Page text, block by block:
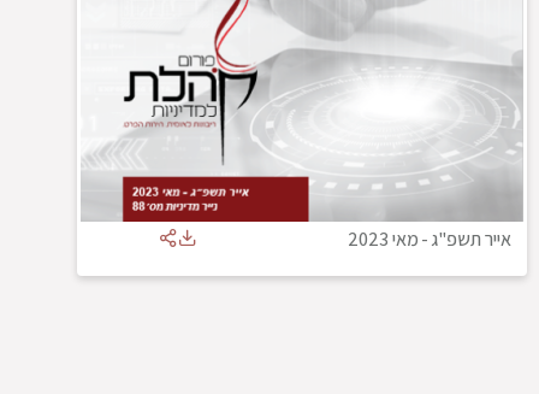
אייר תשפ"ג-מאי 2023